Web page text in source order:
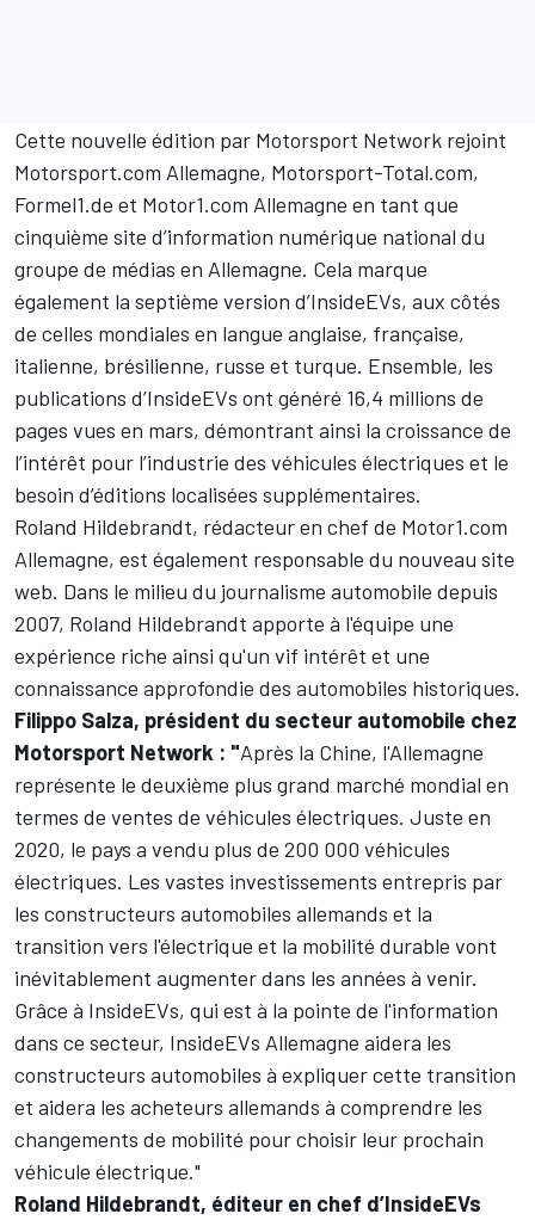
Cette nouvelle édition par Motorsport Network rejoint
Motorsport.com Allemagne, Motorsport-Total.com,
Formel1.de et Motor1.com Allemagne en tant que
cinquième site d’information numérique national du
groupe de médias en Allemagne. Cela marque
également la septième version d’InsideEVs, aux côtés
de celles mondiales en langue anglaise, française,
italienne, brésilienne, russe et turque. Ensemble, les
publications d’InsideEVs ont généré 16,4 millions de
pages vues en mars, démontrant ainsi la croissance de
l’intérêt pour l’industrie des véhicules électriques et le
besoin d’éditions localisées supplémentaires.
Roland Hildebrandt, rédacteur en chef de Motor1.com
Allemagne, est également responsable du nouveau site
web. Dans le milieu du journalisme automobile depuis
2007, Roland Hildebrandt apporte à l'équipe une
expérience riche ainsi qu'un vif intérêt et une
connaissance approfondie des automobiles historiques.
Filippo Salza, président du secteur automobile chez
Motorsport Network : "Après la Chine, l'Allemagne
représente le deuxième plus grand marché mondial en
termes de ventes de véhicules électriques. Juste en
2020, le pays a vendu plus de 200 000 véhicules
électriques. Les vastes investissements entrepris par
les constructeurs automobiles allemands et la
transition vers l'électrique et la mobilité durable vont
inévitablement augmenter dans les années à venir.
Grâce à InsideEVs, qui est à la pointe de l'information
dans ce secteur, InsideEVs Allemagne aidera les
constructeurs automobiles à expliquer cette transition
et aidera les acheteurs allemands à comprendre les
changements de mobilité pour choisir leur prochain
véhicule électrique."
Roland Hildebrandt, éditeur en chef d’InsideEVs